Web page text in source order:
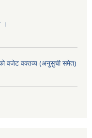
।
को वजेट वक्तव्य (अनुसुची समेत)